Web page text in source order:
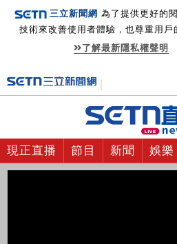
三立新聞網 為了提供更好的
技術來改善使用者體驗，也尊重用戶
了解最新隱私權聲明
現正直播 節目 新聞 娛樂